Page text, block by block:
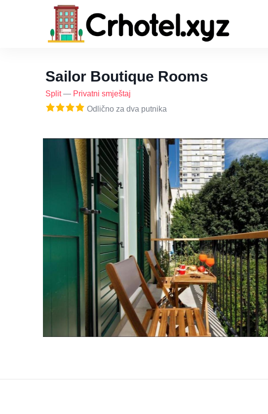
Sailor Boutique Rooms
Split— Privatni smještaj
Odlično za dva putnika